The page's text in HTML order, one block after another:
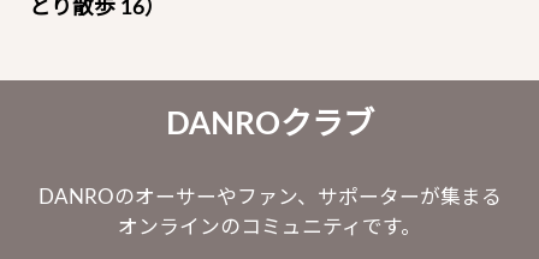
とり散歩 16）
DANROクラブ
DANROのオーサーやファン、サポーターが集まる
オンラインのコミュニティです。